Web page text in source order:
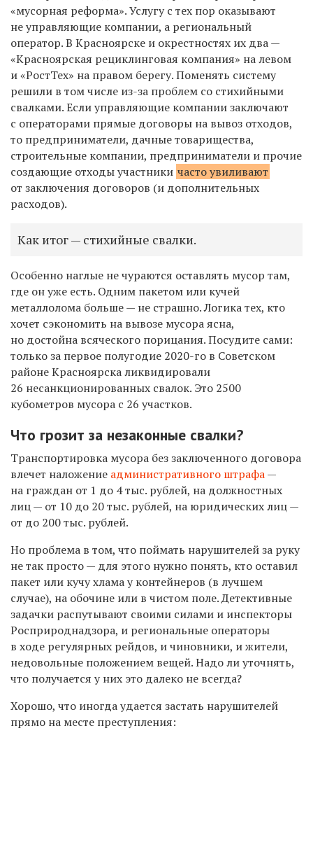
«мусорная реформа». Услугу с тех пор оказывают
не управляющие компании, а региональный
оператор. В Красноярске и окрестностях их два —
«Красноярская рециклинговая компания» на левом
и «РостТех» на правом берегу. Поменять систему
решили в том числе из-за проблем со стихийными
свалками. Если управляющие компании заключают
с операторами прямые договоры на вывоз отходов,
то предприниматели, дачные товарищества,
строительные компании, предприниматели и прочие
создающие отходы участники часто увиливают
от заключения договоров (и дополнительных
расходов).
Как итог — стихийные свалки.
Особенно наглые не чураются оставлять мусор там,
где он уже есть. Одним пакетом или кучей
металлолома больше — не страшно. Логика тех, кто
хочет сэкономить на вывозе мусора ясна,
но достойна всяческого порицания. Посудите сами:
только за первое полугодие 2020-го в Советском
районе Красноярска ликвидировали
26 несанкционированных свалок. Это 2500
кубометров мусора с 26 участков.
Что грозит за незаконные свалки?
Транспортировка мусора без заключенного договора
влечет наложение административного штрафа—
на граждан от 1 до 4 тыс. рублей, на должностных
лиц — от 10 до 20 тыс. рублей, на юридических лиц —
от до 200 тыс. рублей.
Но проблема в том, что поймать нарушителей за руку
не так просто — для этого нужно понять, кто оставил
пакет или кучу хлама у контейнеров (в лучшем
случае), на обочине или в чистом поле. Детективные
задачки распутывают своими силами и инспекторы
Росприроднадзора, и региональные операторы
в ходе регулярных рейдов, и чиновники, и жители,
недовольные положением вещей. Надо ли уточнять,
что получается у них это далеко не всегда?
Хорошо, что иногда удается застать нарушителей
прямо на месте преступления: